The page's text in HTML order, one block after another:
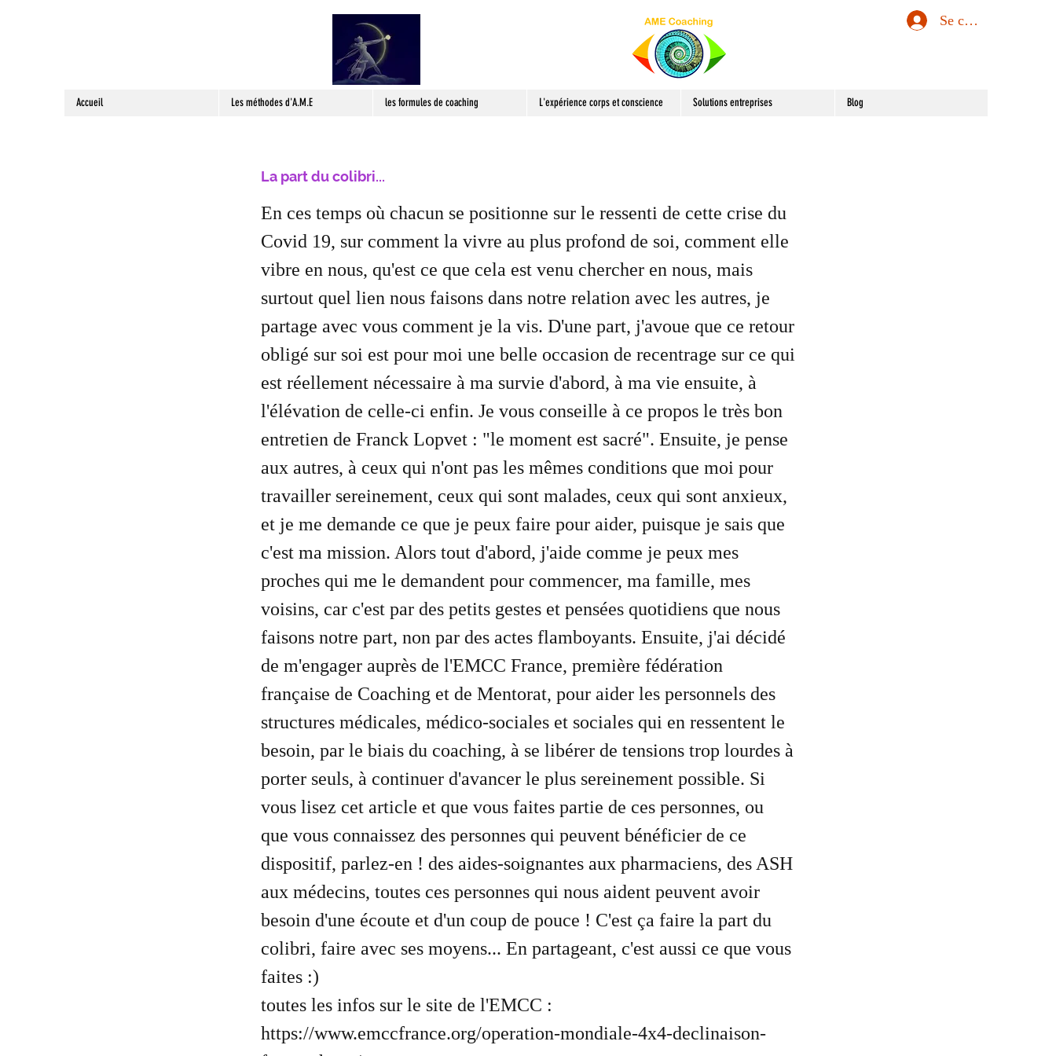
Se connecter
Accueil Les méthodes d'A.M.E les formules de coaching L'expérience corps et conscience Solutions entreprises Blog
La part du colibri...
En ces temps où chacun se positionne sur le ressenti de cette crise du
Covid 19, sur comment la vivre au plus profond de soi, comment elle
vibre en nous, qu'est ce que cela est venu chercher en nous, mais
surtout quel lien nous faisons dans notre relation avec les autres, je
partage avec vous comment je la vis. D'une part, j'avoue que ce retour
obligé sur soi est pour moi une belle occasion de recentrage sur ce qui
est réellement nécessaire à ma survie d'abord, à ma vie ensuite, à
l'élévation de celle-ci enfin. Je vous conseille à ce propos le très bon
entretien de Franck Lopvet : "le moment est sacré". Ensuite, je pense
aux autres, à ceux qui n'ont pas les mêmes conditions que moi pour
travailler sereinement, ceux qui sont malades, ceux qui sont anxieux,
et je me demande ce que je peux faire pour aider, puisque je sais que
c'est ma mission. Alors tout d'abord, j'aide comme je peux mes
proches qui me le demandent pour commencer, ma famille, mes
voisins, car c'est par des petits gestes et pensées quotidiens que nous
faisons notre part, non par des actes flamboyants. Ensuite, j'ai décidé
de m'engager auprès de l'EMCC France, première fédération
française de Coaching et de Mentorat, pour aider les personnels des
structures médicales, médico-sociales et sociales qui en ressentent le
besoin, par le biais du coaching, à se libérer de tensions trop lourdes à
porter seuls, à continuer d'avancer le plus sereinement possible. Si
vous lisez cet article et que vous faites partie de ces personnes, ou
que vous connaissez des personnes qui peuvent bénéficier de ce
dispositif, parlez-en ! des aides-soignantes aux pharmaciens, des ASH
aux médecins, toutes ces personnes qui nous aident peuvent avoir
besoin d'une écoute et d'un coup de pouce ! C'est ça faire la part du
colibri, faire avec ses moyens... En partageant, c'est aussi ce que vous
faites :)
toutes les infos sur le site de l'EMCC :
https://www.emccfrance.org/operation-mondiale-4x4-declinaison-